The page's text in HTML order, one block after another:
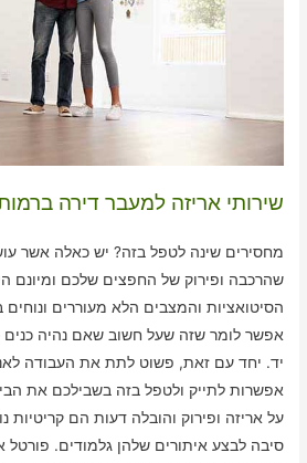
שירותי אריזה למעבר דירה
מחסירים שינה לטפל בזה? יש כאלה אשר
שהרכבה ופירוק של החפצים שלכם ומיונם
הסיטואציות והמצבים הלא מעוררים
אפשר לומר שזה שעל חשוב שאם נהיה כנים
יד. יחד עם זאת, פשוט לתת את העבודה
אפשרות לתייק ולטפל בזה בשבילכם את
על אריזה ופירוק והובלה דעות הם קריטיות
סיבה לבצע איתורים שלהן גלמודים. פורטל